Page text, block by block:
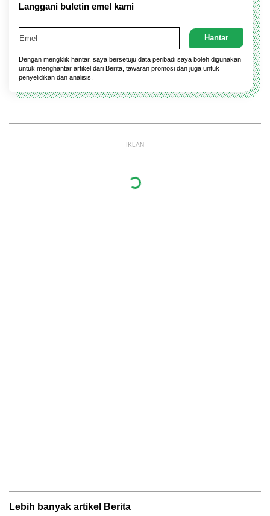
Langgani buletin emel kami
Dengan mengklik hantar, saya bersetuju data peribadi saya boleh digunakan
untuk menghantar artikel dari Berita, tawaran promosi dan juga untuk
penyelidikan dan analisis.
IKLAN
Lebih banyak artikel Berita